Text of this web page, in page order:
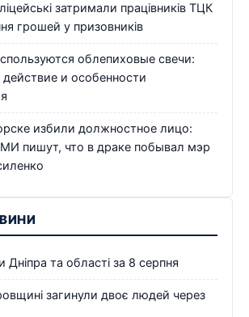
затримали працівників ТЦК
грошей у призовників
облепиховые свечи:
действие и особенности
избили должностное лицо:
пишут, что в драке побывал мэр
Дніпра та області за 8 серпня
загинули двоє людей через